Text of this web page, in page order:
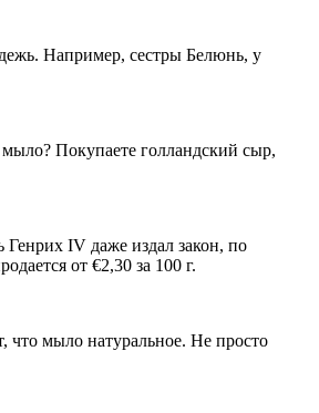
Например, сестры Белюнь, у
Покупаете голландский сыр,
IV даже издал закон, по
от €2,30 за 100 г.
мыло натуральное. Не просто